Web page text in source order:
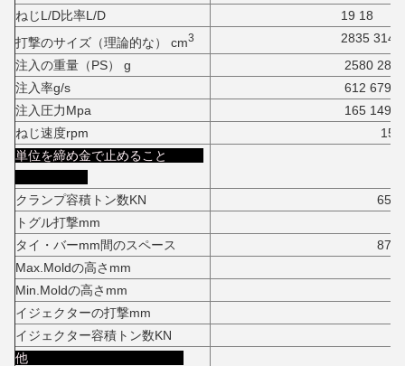
ねじL/D比率L/D
19 18
打撃のサイズ（理論的な） cm3
2835 3140
注入の重量（PS） g
2580 2858
注入率g/s
612 679
注入圧力Mpa
165 149
ねじ速度rpm
150
単位を締め金で止めること
クランプ容積トン数KN
トグル打撃mm
タイ・バーmm間のスペース
Max.Moldの高さmm
Min.Moldの高さmm
イジェクターの打撃mm
イジェクター容積トン数KN
他